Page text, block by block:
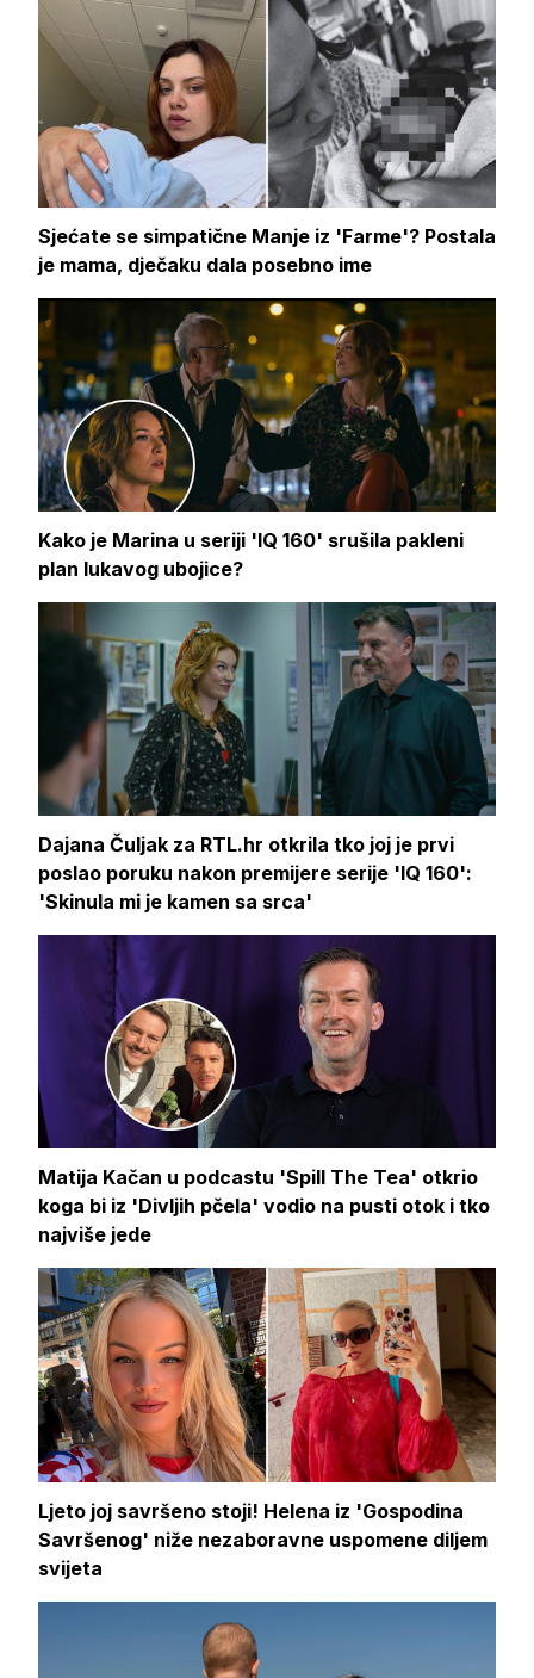
Sjećate se simpatične Manje iz 'Farme'? Postala
je mama, dječaku dala posebno ime
Kako je Marina u seriji 'IQ 160' srušila pakleni
plan lukavog ubojice?
Dajana Čuljak za RTL.hr otkrila tko joj je prvi
poslao poruku nakon premijere serije 'IQ 160':
'Skinula mi je kamen sa srca'
Matija Kačan u podcastu 'Spill The Tea' otkrio
koga bi iz 'Divljih pčela' vodio na pusti otok i tko
najviše jede
Ljeto joj savršeno stoji! Helena iz 'Gospodina
Savršenog' niže nezaboravne uspomene diljem
svijeta